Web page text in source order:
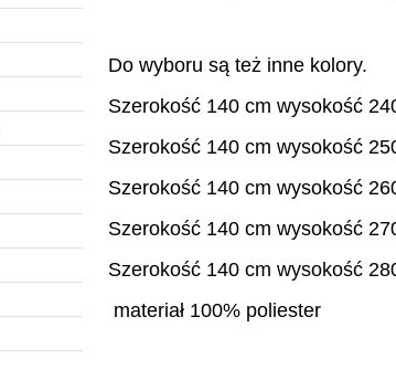
Do wyboru są też inne kolory.
Szerokość 140 cm wysokość
Szerokość 140 cm wysokość
Szerokość 140 cm wysokość
Szerokość 140 cm wysokość
Szerokość 140 cm wysokość
materiał 100% poliester